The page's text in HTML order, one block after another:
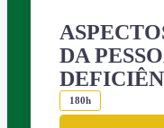
DA
180h